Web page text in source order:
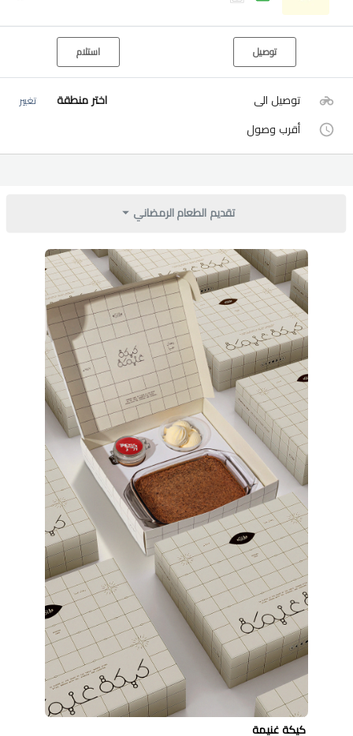
توصيل استلام
توصيل الى اختر منطقة تغيير
أقرب وصول
تقديم الطعام الرمضاني
كيكة غنيمة